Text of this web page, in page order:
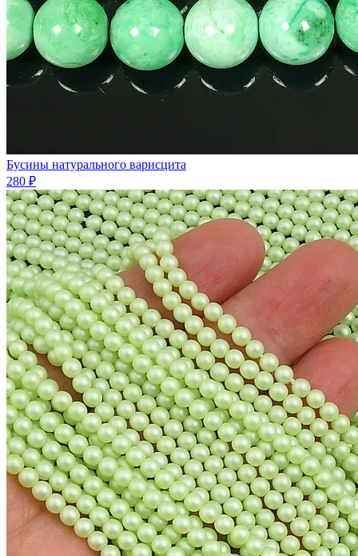
Бусины натурального варисцита
280 ₽